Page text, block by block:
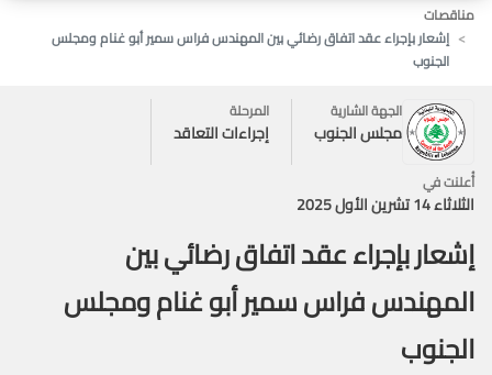
مناقصات
إشعار بإجراء عقد اتفاق رضائي بين المهندس فراس سمير أبو غنام ومجلس
الجنوب
الجهة الشارية
مجلس الجنوب
المرحلة
إجراءات التعاقد
أُعلنت في
الثلاثاء 14 تشرين الأول 2025
إشعار بإجراء عقد اتفاق رضائي بين
المهندس فراس سمير أبو غنام ومجلس
الجنوب